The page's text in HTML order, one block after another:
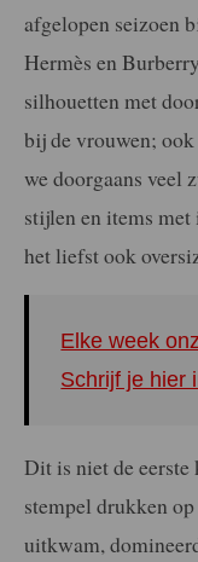
afgelopen seizoen
Hermès en
silhouetten met
bij de vrouwen;
we doorgaans veel
stijlen en items
het liefst ook
Elke week
Schrijf je hier
Dit is niet de eerste
stempel drukken
uitkwam,